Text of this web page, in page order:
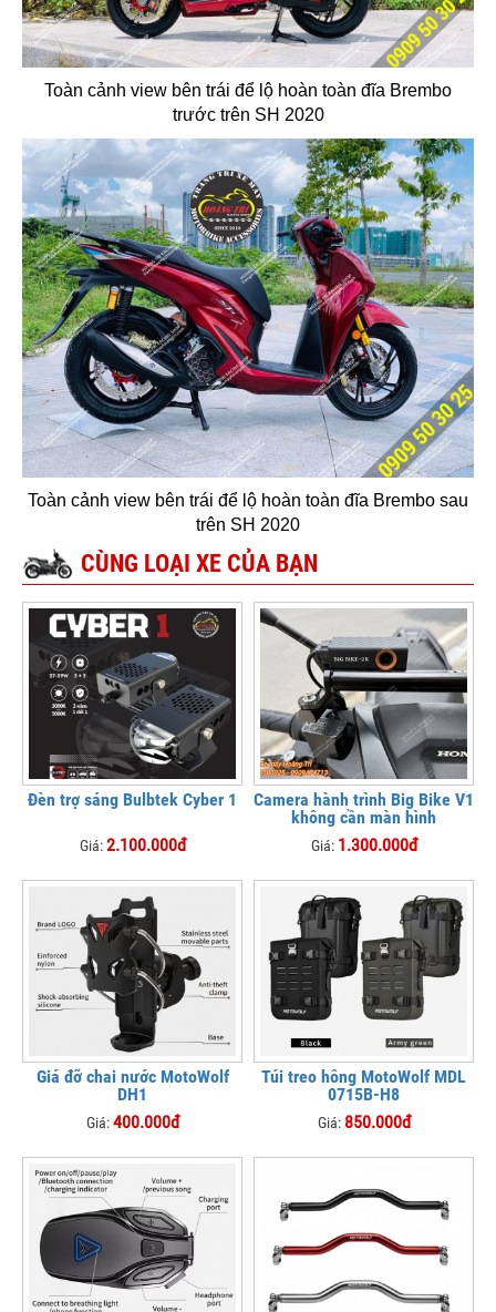
Toàn cảnh view bên trái để lộ hoàn toàn đĩa Brembo
trước trên SH 2020
Toàn cảnh view bên trái để lộ hoàn toàn đĩa Brembo sau
trên SH 2020
CÙNG LOẠI XE CỦA BẠN
Đèn trợ sáng Bulbtek Cyber 1
Giá:2.100.000đ
Camera hành trình Big Bike V1
không cần màn hình
Giá: 1.300.000đ
Giá đỡ chai nước MotoWolf
DH1
Giá:400.000đ
Túi treo hông MotoWolf MDL
0715B-H8
Giá: 850.000đ